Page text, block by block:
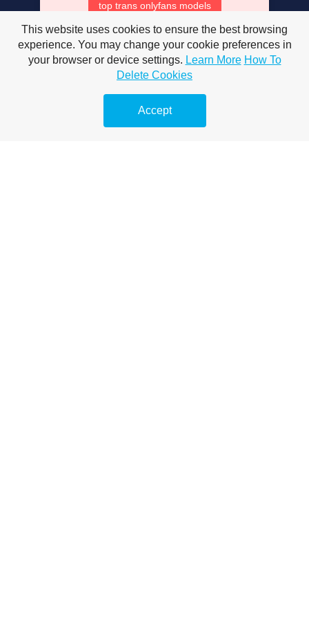
top trans onlyfans models
beat trans onlyfans
onlyfans top couples
trans onlyfans accounts
This website uses cookies to ensure the best browsing
experience. You may change your cookie preferences in
your browser or device settings. Learn More How To
Delete Cookies
Accept